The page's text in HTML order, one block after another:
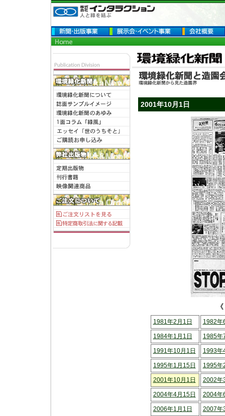
2001年10月1日
1981年2月1日 1982年
1984年1月1日 1985年
1991年10月1日 1993年
1995年1月15日 1995年
2001年10月1日 2002年
2004年4月15日 2004年
2006年1月1日 2007年